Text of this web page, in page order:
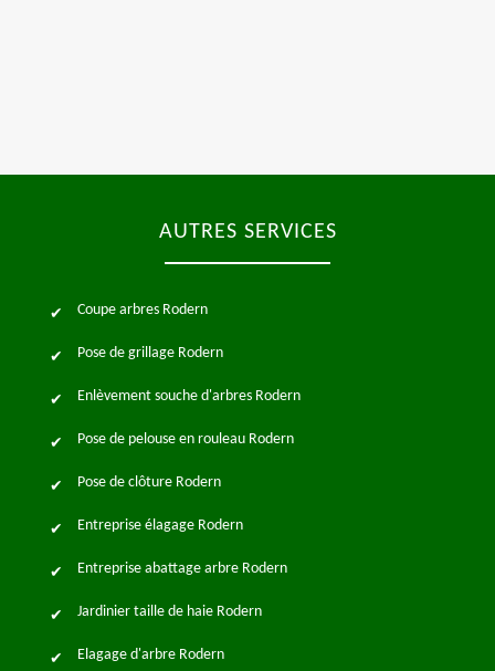
AUTRES SERVICES
Coupe arbres Rodern
Pose de grillage Rodern
Enlèvement souche d'arbres Rodern
Pose de pelouse en rouleau Rodern
Pose de clôture Rodern
Entreprise élagage Rodern
Entreprise abattage arbre Rodern
Jardinier taille de haie Rodern
Elagage d'arbre Rodern